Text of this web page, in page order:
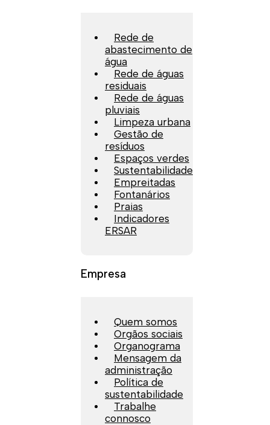
Rede de
abastecimento de
água
Rede de águas
residuais
Rede de águas
pluviais
Limpeza urbana
Gestão de
resíduos
Espaços verdes
Sustentabilidade
Empreitadas
Fontanários
Praias
Indicadores
ERSAR
Empresa
Quem somos
Orgãos sociais
Organograma
Mensagem da
administração
Política de
sustentabilidade
Trabalhe
connosco